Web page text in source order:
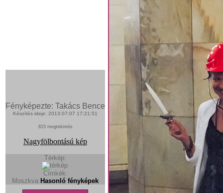
Fényképezte: Takács Bence
Készítés ideje: 2013:07:07 17:21:51
815 megtekintés
Nagyfölbontású kép
Térkép:
Címkék:
Moszkva Hasonló fényképek